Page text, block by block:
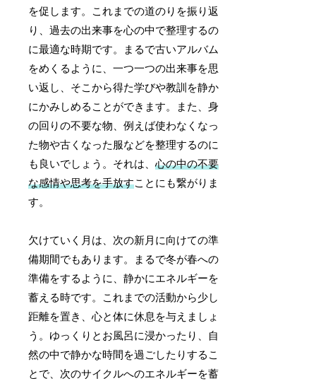
を促します。これまでの道のりを振り返
り、過去の出来事を心の中で整理するの
に最適な時期です。まるで古いアルバム
をめくるように、一つ一つの出来事を思
い返し、そこから得た学びや教訓を静か
にかみしめることができます。また、身
の回りの不要な物、例えば使わなくなっ
た物や古くなった服などを整理するのに
も良いでしょう。それは、心の中の不要
な感情や思考を手放すことにも繋がりま
す。
欠けていく月は、次の新月に向けての準
備期間でもあります。まるで冬が春への
準備をするように、静かにエネルギーを
蓄える時です。これまでの活動から少し
距離を置き、心と体に休息を与えましょ
う。ゆっくりとお風呂に浸かったり、自
然の中で静かな時間を過ごしたりするこ
とで、次のサイクルへのエネルギーを蓄